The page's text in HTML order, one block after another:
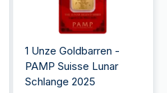
1 Unze Goldbarren -
PAMP Suisse Lunar
Schlange 2025